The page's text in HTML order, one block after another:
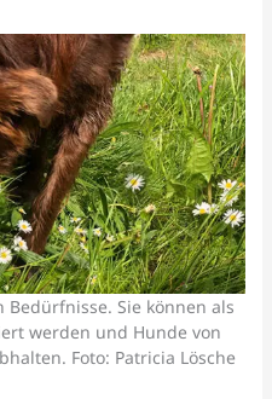
Sie können als
werden und Hunde von
Foto: Patricia Lösche